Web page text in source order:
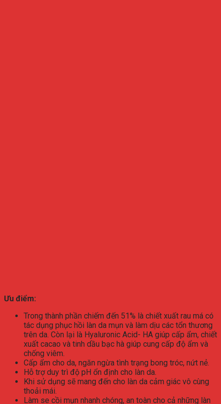
Ưu điểm:
Trong thành phần chiếm đến 51% là chiết xuất rau má có
tác dụng phục hồi làn da mụn và làm dịu các tổn thương
trên da. Còn lại là Hyaluronic Acid- HA giúp cấp ẩm, chiết
xuất cacao và tinh dầu bạc hà giúp cung cấp độ ẩm và
chống viêm.
Cấp ẩm cho da, ngăn ngừa tình trạng bong tróc, nứt nẻ.
Hỗ trợ duy trì độ pH ổn định cho làn da.
Khi sử dụng sẽ mang đến cho làn da cảm giác vô cùng
thoải mái.
Làm se cồi mụn nhanh chóng, an toàn cho cả những làn